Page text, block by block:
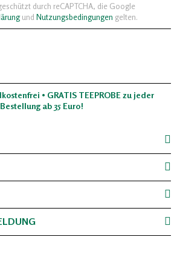
durch reCAPTCHA, die Google
und Nutzungsbedingungen gelten.
• GRATIS TEEPROBE zu jeder
Bestellung ab 35 Euro!